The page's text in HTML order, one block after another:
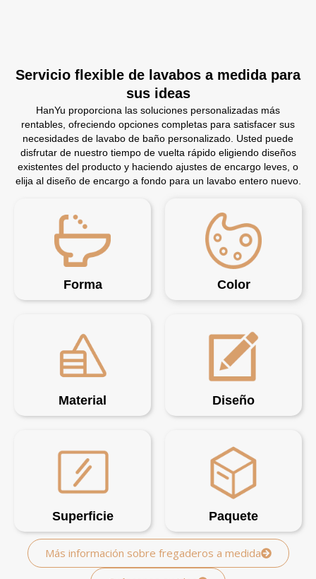
Servicio flexible de lavabos a medida para
sus ideas
HanYu proporciona las soluciones personalizadas más
rentables, ofreciendo opciones completas para satisfacer sus
necesidades de lavabo de baño personalizado. Usted puede
disfrutar de nuestro tiempo de vuelta rápido eligiendo diseños
existentes del producto y haciendo ajustes de encargo leves, o
elija al diseño de encargo a fondo para un lavabo entero nuevo.
Forma Color
Material Diseño
Superficie Paquete
Más información sobre fregaderos a medida